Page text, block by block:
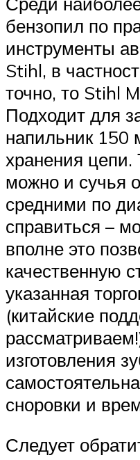
бензопил по
инструменты
Stihl, в
точно, то Stihl
Подходит для
напильник 150
хранения цепи.
можно и сучья
средними по
справиться –
вполне это
качественную
указанная
(китайские
изготовления
сноровки и
Следует